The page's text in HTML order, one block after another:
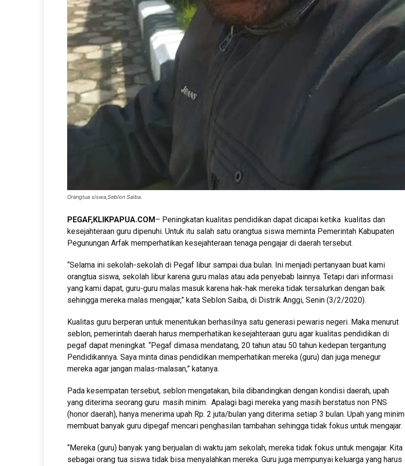
Orangtua siswa,Seblon Saiba.
PEGAF,KLIKPAPUA.COM– Peningkatan kualitas pendidikan dapat dicapai ketika kualitas dan
kesejahteraan guru dipenuhi. Untuk itu salah satu orangtua siswa meminta Pemerintah Kabupaten
Pegunungan Arfak memperhatikan kesejahteraan tenaga pengajar di daerah tersebut.
“Selama ini sekolah-sekolah di Pegaf libur sampai dua bulan. Ini menjadi pertanyaan buat kami
orangtua siswa, sekolah libur karena guru malas atau ada penyebab lainnya. Tetapi dari informasi
yang kami dapat, guru-guru malas masuk karena hak-hak mereka tidak tersalurkan dengan baik
sehingga mereka malas mengajar,” kata Seblon Saiba, di Distrik Anggi, Senin (3/2/2020).
Kualitas guru berperan untuk menentukan berhasilnya satu generasi pewaris negeri. Maka menurut
seblon, pemerintah daerah harus memperhatikan kesejahteraan guru agar kualitas pendidikan di
pegaf dapat meningkat. “Pegaf dimasa mendatang, 20 tahun atau 50 tahun kedepan tergantung
Pendidikannya. Saya minta dinas pendidikan memperhatikan mereka (guru) dan juga menegur
mereka agar jangan malas-malasan,” katanya.
Pada kesempatan tersebut, seblon mengatakan, bila dibandingkan dengan kondisi daerah, upah
yang diterima seorang guru masih minim. Apalagi bagi mereka yang masih berstatus non PNS
(honor daerah), hanya menerima upah Rp. 2 juta/bulan yang diterima setiap 3 bulan. Upah yang minim
membuat banyak guru dipegaf mencari penghasilan tambahan sehingga tidak fokus untuk mengajar.
“Mereka (guru) banyak yang berjualan di waktu jam sekolah, mereka tidak fokus untuk mengajar. Kita
sebagai orang tua siswa tidak bisa menyalahkan mereka. Guru juga mempunyai keluarga yang harus